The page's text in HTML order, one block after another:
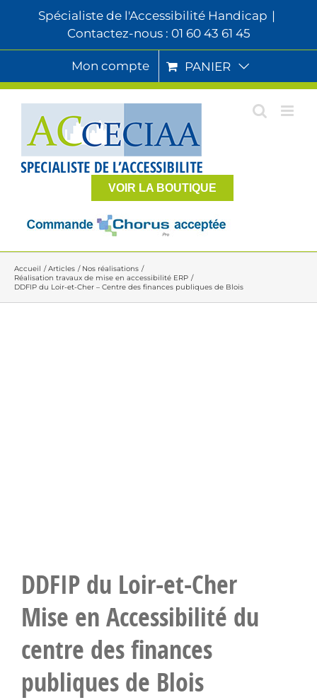
Spécialiste de l'Accessibilité Handicap |
Contactez-nous : 01 60 43 61 45
Mon compte PANIER
VOIR LA BOUTIQUE
Accueil Articles
Nos réalisations
Réalisation travaux de mise en accessibilité ERP
DDFIP du Loir-et-Cher – Centre des finances publiques de Blois
DDFIP du Loir-et-Cher
Mise en Accessibilité du
centre des finances
publiques de Blois